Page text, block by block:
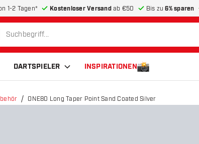
1-2 Tagen* Kostenloser Versandab €50 Bis zu6% sparen
DARTSPIELER INSPIRATIONEN
ONE80 Long Taper Point Sand Coated Silver